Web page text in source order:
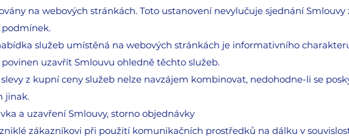
na webových stránkách. Toto ustanovení nevylučuje sjednání
služeb umístěná na webových stránkách je informativního
uzavřít Smlouvu ohledně těchto služeb.
z kupní ceny služeb nelze navzájem kombinovat, nedohodne-li se
jinak.
a uzavření Smlouvy, storno objednávky
zákazníkovi při použití komunikačních prostředků na dálku v